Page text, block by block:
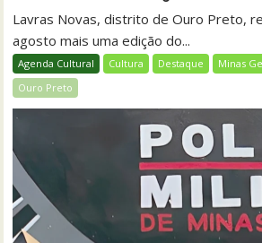
Lavras Novas, distrito de Ouro Preto,
agosto mais uma edição do...
Agenda Cultural Cultura Destaque Minas
Ouro Preto